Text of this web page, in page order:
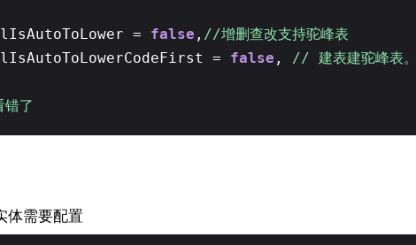
= false , //增删查改支持驼峰表
= false ,
// 建表建驼峰表
了
体需要配置